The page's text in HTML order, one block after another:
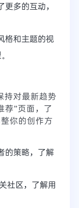
多的互动，
格和主题的视
持对最新趋势
荐”页面，了
你的创作方
的策略，了解
社区，了解用